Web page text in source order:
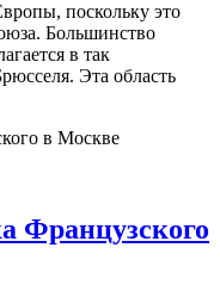
поскольку это
Большинство
в так
Эта область
Французского